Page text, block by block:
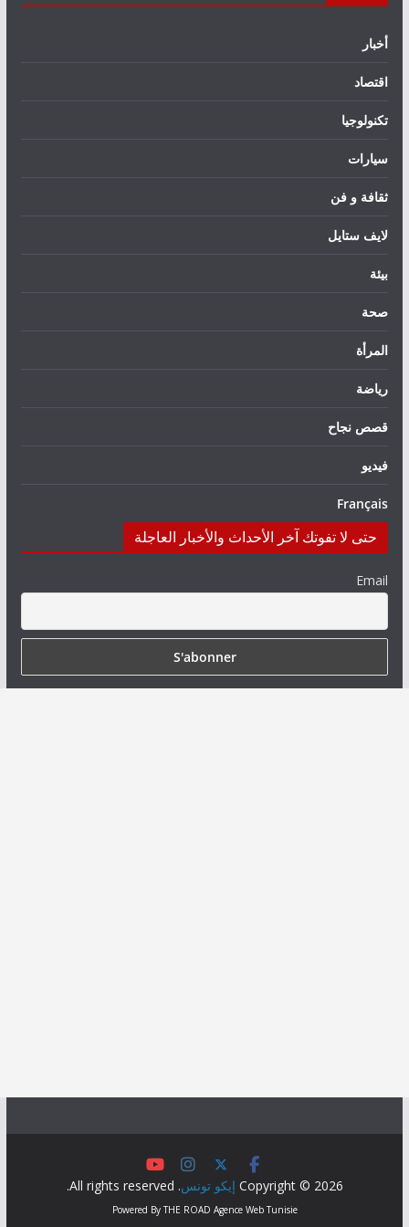
أخبار
اقتصاد
تكنولوجيا
سيارات
ثقافة و فن
لايف ستايل
بيئة
صحة
المرأة
رياضة
قصص نجاح
فيديو
Français
حتى لا تفوتك آخر الأحداث والأخبار العاجلة
Email
Copyright © 2026 إيكو تونس. All rights reserved.
Powered ByTHE ROAD Agence Web Tunisie